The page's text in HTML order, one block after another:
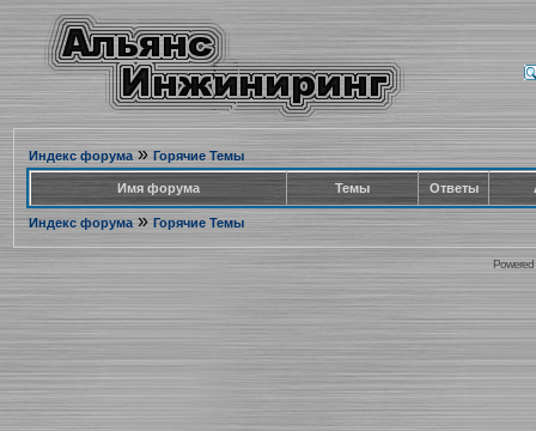
Индекс форума» Горячие Темы
Имя форума Темы Ответы
Индекс форума» Горячие Темы